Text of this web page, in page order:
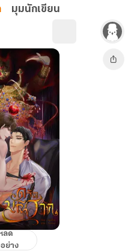
มุมนักเขียน
ลด
ย่าง